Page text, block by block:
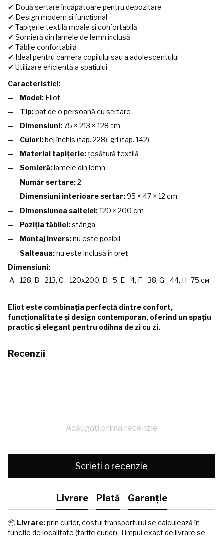
✔ Două sertare încăpătoare pentru depozitare
✔ Design modern și funcțional
✔ Tapițerie textilă moale și confortabilă
✔ Somieră din lamele de lemn inclusă
✔ Tăblie confortabilă
✔ Ideal pentru camera copilului sau a adolescentului
✔ Utilizare eficientă a spațiului
Caracteristici:
Model: Eliot
Tip:pat de o persoană cu sertare
Dimensiuni:75 × 213 × 128 cm
Culori:bej închis (tap. 228), gri (tap. 142)
Material tapițerie:țesătură textilă
Somieră: lamele din lemn
Număr sertare:2
Dimensiuni interioare sertar:95 × 47 × 12 cm
Dimensiunea saltelei:120 × 200 cm
Poziția tăbliei:stânga
Montaj invers:nu este posibil
Salteaua:nu este inclusă în preț
Dimensiuni:
A - 128, B - 213, C - 120x200, D - 5, E - 4, F - 38, G - 44, H- 75 см
Eliot este combinația perfectă dintre confort,
funcționalitate și design contemporan, oferind un spațiu
practic și elegant pentru odihna de zi cu zi.
Recenzii
Adăugați prima recenzie
Scrieți o recenzie
Livrare Plată Garanție
📦 Livrare:prin curier, costul transportului se calculează în
funcție de localitate (tarife curier). Timpul exact de livrare se